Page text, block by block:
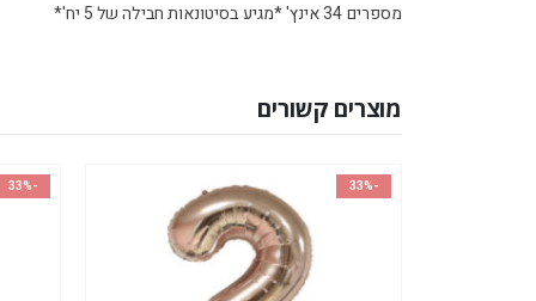
מספרים 34 אינץ' *מגיע בסיטונאות חבילה של 5 יח'*
מוצרים קשורים
-33%
-33%